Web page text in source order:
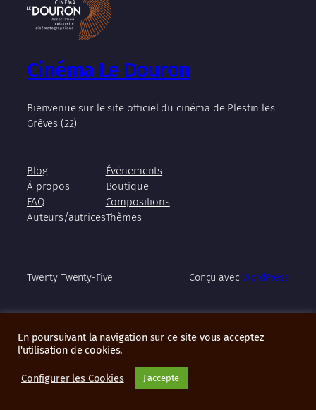
Cinéma Le Douron
Bienvenue sur le site officiel du cinéma de Plestin les
Grèves (22)
Blog
À propos
FAQ
Auteurs/autrices
Évènements
Boutique
Compositions
Thèmes
Twenty Twenty-Five Conçu avecWordPress
En poursuivant la navigation sur ce site vous acceptez
l'utilisation de cookies.
Configurer les Cookies J'accepte